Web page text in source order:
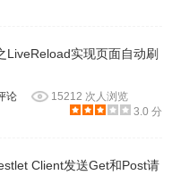
LiveReload实现页面自动刷
论
15212 次人浏览
3.0 分
Client发送Get和Post请